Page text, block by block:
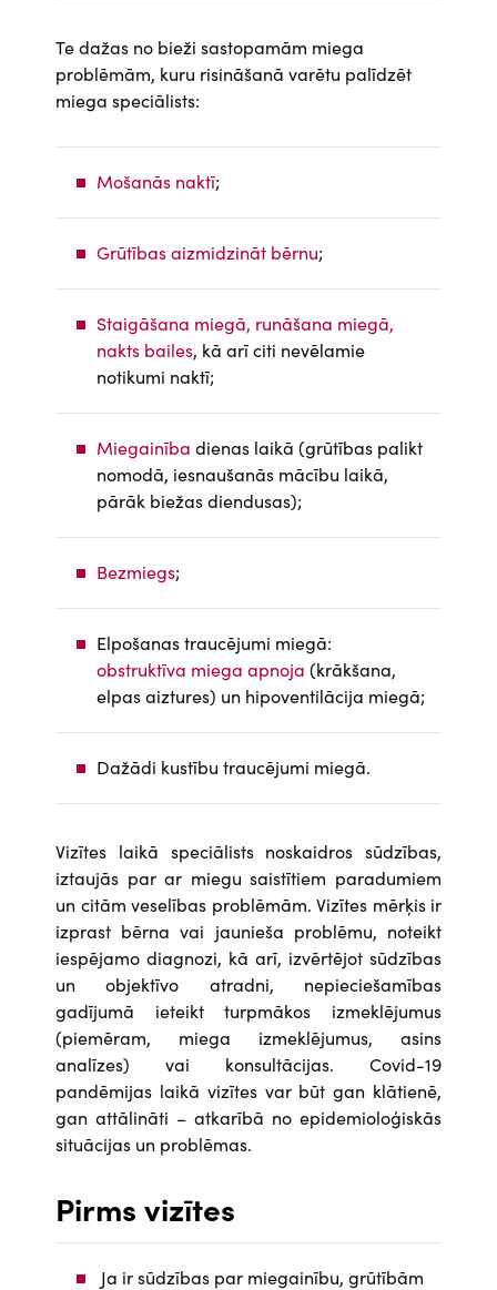
Te dažas no bieži sastopamām miega
problēmām, kuru risināšanā varētu palīdzēt
miega speciālists:
Mošanās naktī;
Grūtības aizmidzināt bērnu;
Staigāšana miegā, runāšana miegā,
nakts bailes, kā arī citi nevēlamie
notikumi naktī;
Miegainība dienas laikā (grūtības palikt
nomodā, iesnaušanās mācību laikā,
pārāk biežas diendusas);
Bezmiegs;
Elpošanas traucējumi miegā:
obstruktīva miega apnoja (krākšana,
elpas aiztures) un hipoventilācija miegā;
Dažādi kustību traucējumi miegā.
Vizītes laikā speciālists noskaidros sūdzības,
iztaujās par ar miegu saistītiem paradumiem
un citām veselības problēmām. Vizītes mērķis ir
izprast bērna vai jaunieša problēmu, noteikt
iespējamo diagnozi, kā arī, izvērtējot sūdzības
un objektīvo atradni, nepieciešamības
gadījumā ieteikt turpmākos izmeklējumus
(piemēram, miega izmeklējumus, asins
analīzes) vai konsultācijas. Covid-19
pandēmijas laikā vizītes var būt gan klātienē,
gan attālināti – atkarībā no epidemioloģiskās
situācijas un problēmas.
Pirms vizītes
Ja ir sūdzības par miegainību, grūtībām